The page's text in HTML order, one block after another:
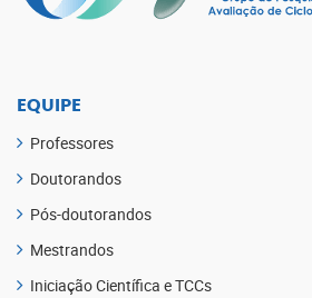
EQUIPE
Professores
Doutorandos
Pós-doutorandos
Mestrandos
Iniciação Científica e TCCs